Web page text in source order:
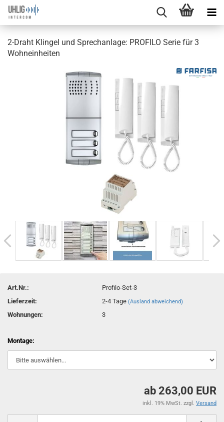
2-Draht Klingel und Sprechanlage: PROFILO Serie für 3
Wohneinheiten
Art.Nr.:
Profilo-Set-3
Lieferzeit:
2-4 Tage(Ausland abweichend)
Wohnungen: 3
Montage:
ab 263,00 EUR
inkl. 19% MwSt. zzgl. Versand